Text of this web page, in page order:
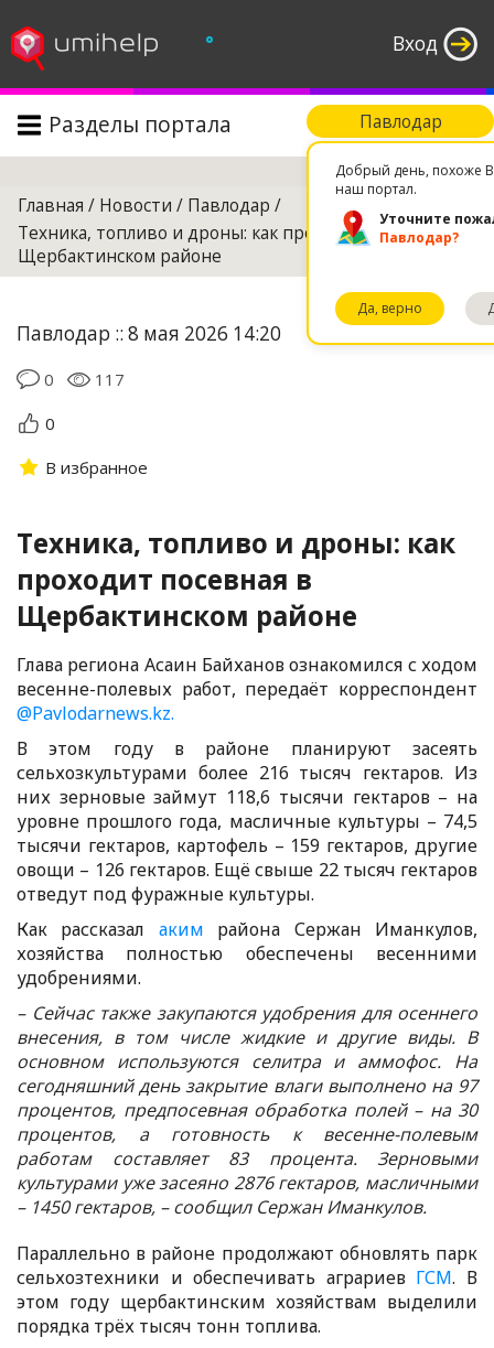
Вход
°
Павлодар
Добрый день, похоже
наш портал.
Уточните
Павлодар?
Да, верно
Разделы портала Поиск
Главная / Новости / Павлодар /
Техника, топливо и дроны: как проходит посевная в
Щербактинском районе
Павлодар :: 8 мая 2026 14:20
0
117
0
В избранное
Техника, топливо и дроны: как
проходит посевная в
Щербактинском районе
Глава региона Асаин Байханов ознакомился с ходом
весенне-полевых работ, передаёт корреспондент
@Pavlodarnews.kz.
В этом году в районе планируют засеять
сельхозкультурами более 216 тысяч гектаров. Из
них зерновые займут 118,6 тысячи гектаров – на
уровне прошлого года, масличные культуры – 74,5
тысячи гектаров, картофель – 159 гектаров, другие
овощи – 126 гектаров. Ещё свыше 22 тысяч гектаров
отведут под фуражные культуры.
Как рассказал аким района Сержан Иманкулов,
хозяйства полностью обеспечены весенними
удобрениями.
– Сейчас также закупаются удобрения для осеннего
внесения, в том числе жидкие и другие виды. В
основном используются селитра и аммофос. На
сегодняшний день закрытие влаги выполнено на 97
процентов, предпосевная обработка полей – на 30
процентов, а готовность к весенне-полевым
работам составляет 83 процента. Зерновыми
культурами уже засеяно 2876 гектаров, масличными
– 1450 гектаров, – сообщил Сержан Иманкулов.
Параллельно в районе продолжают обновлять парк
сельхозтехники и обеспечивать аграриев ГСМ. В
этом году щербактинским хозяйствам выделили
порядка трёх тысяч тонн топлива.